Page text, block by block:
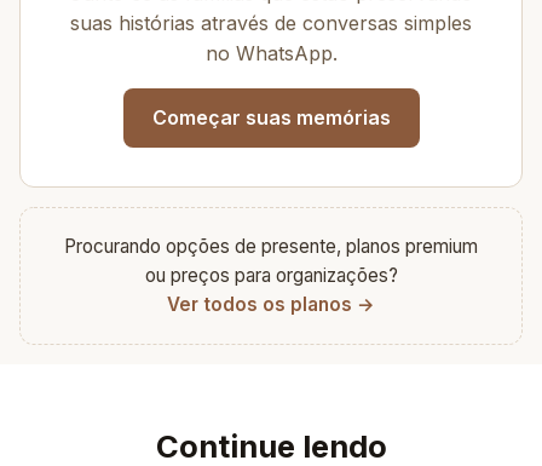
suas histórias através de conversas simples
no WhatsApp.
Começar suas memórias
Procurando opções de presente, planos premium
ou preços para organizações?
Ver todos os planos →
Continue lendo